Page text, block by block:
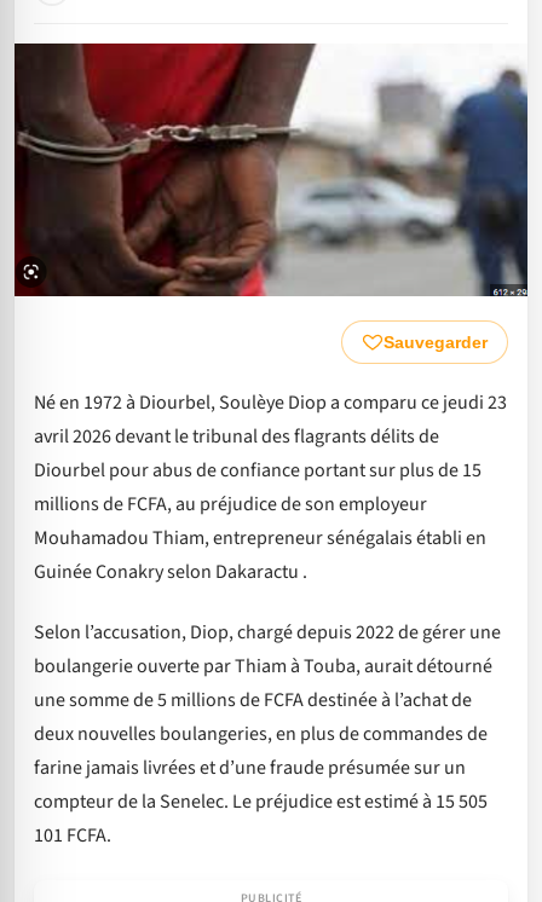
Sauvegarder
Né en 1972 à Diourbel, Soulèye Diop a comparu ce jeudi 23
avril 2026 devant le tribunal des flagrants délits de
Diourbel pour abus de confiance portant sur plus de 15
millions de FCFA, au préjudice de son employeur
Mouhamadou Thiam, entrepreneur sénégalais établi en
Guinée Conakry selon Dakaractu .
Selon l’accusation, Diop, chargé depuis 2022 de gérer une
boulangerie ouverte par Thiam à Touba, aurait détourné
une somme de 5 millions de FCFA destinée à l’achat de
deux nouvelles boulangeries, en plus de commandes de
farine jamais livrées et d’une fraude présumée sur un
compteur de la Senelec. Le préjudice est estimé à 15 505
101 FCFA.